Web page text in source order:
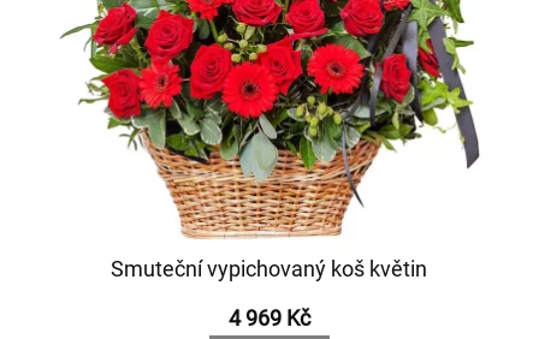
Smuteční vypichovaný koš květin
4 969 Kč